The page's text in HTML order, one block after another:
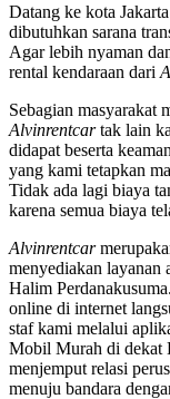
Datang ke kota
dibutuhkan sarana
Agar lebih nyaman
rental kendaraan dari
Sebagian masyarakat
Alvinrentcartak lain
didapat beserta
yang kami tetapkan
Tidak ada lagi biaya
karena semua biaya
Alvinrentcar
menyediakan layanan
Halim
online di internet
staf kami melalui
Mobil Murah di dekat
menjemput relasi
menuju bandara